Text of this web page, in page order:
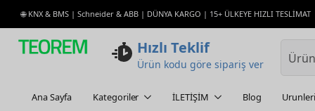
🌐 KNX & BMS | Schneider & ABB | DÜNYA KARGO | 15+ ÜLKEYE HIZLI TESLİMAT
Hızlı Teklif
Ürün kodu göre sipariş ver
Ana Sayfa Kategoriler İLETİŞİM Blog